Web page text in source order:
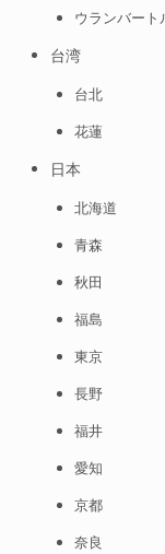
ウランバート
台湾
台北
花蓮
日本
北海道
青森
秋田
福島
東京
長野
福井
愛知
京都
奈良